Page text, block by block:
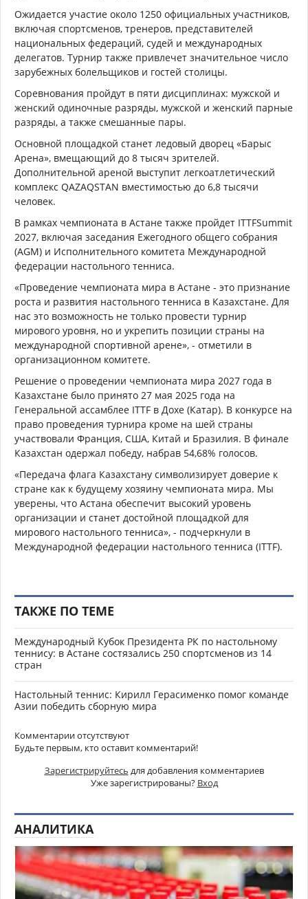
Ожидается участие около 1250 официальных участников,
включая спортсменов, тренеров, представителей
национальных федераций, судей и международных
делегатов. Турнир также привлечет значительное число
зарубежных болельщиков и гостей столицы.
Соревнования пройдут в пяти дисциплинах: мужской и
женский одиночные разряды, мужской и женский парные
разряды, а также смешанные пары.
Основной площадкой станет ледовый дворец «Барыс
Арена», вмещающий до 8 тысяч зрителей.
Дополнительной ареной выступит легкоатлетический
комплекс QAZAQSTAN вместимостью до 6,8 тысячи
человек.
В рамках чемпионата в Астане также пройдет ITTFSummit
2027, включая заседания Ежегодного общего собрания
(AGM) и Исполнительного комитета Международной
федерации настольного тенниса.
«Проведение чемпионата мира в Астане - это признание
роста и развития настольного тенниса в Казахстане. Для
нас это возможность не только провести турнир
мирового уровня, но и укрепить позиции страны на
международной спортивной арене», - отметили в
организационном комитете.
Решение о проведении чемпионата мира 2027 года в
Казахстане было принято 27 мая 2025 года на
Генеральной ассамблее ITTF в Дохе (Катар). В конкурсе на
право проведения турнира кроме на шей страны
участвовали Франция, США, Китай и Бразилия. В финале
Казахстан одержал победу, набрав 54,68% голосов.
«Передача флага Казахстану символизирует доверие к
стране как к будущему хозяину чемпионата мира. Мы
уверены, что Астана обеспечит высокий уровень
организации и станет достойной площадкой для
мирового настольного тенниса», - подчеркнули в
Международной федерации настольного тенниса (ITTF).
ТАКЖЕ ПО ТЕМЕ
Международный Кубок Президента РК по настольному
теннису: в Астане состязались 250 спортсменов из 14
стран
Настольный теннис: Кирилл Герасименко помог команде
Азии победить сборную мира
Комментарии отсутствуют
Будьте первым, кто оставит комментарий!
Зарегистрируйтесь для добавления комментариев
Уже зарегистрированы? Вход
АНАЛИТИКА